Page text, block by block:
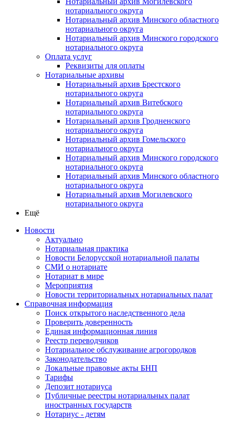
нотариального округа
Нотариальный архив Минского областного
нотариального округа
Нотариальный архив Минского городского
нотариального округа
Оплата услуг
Реквизиты для оплаты
Нотариальные архивы
Нотариальный архив Брестского
нотариального округа
Нотариальный архив Витебского
нотариального округа
Нотариальный архив Гродненского
нотариального округа
Нотариальный архив Гомельского
нотариального округа
Нотариальный архив Минского городского
нотариального округа
Нотариальный архив Минского областного
нотариального округа
Нотариальный архив Могилевского
нотариального округа
Ещё
Новости
Актуально
Нотариальная практика
Новости Белорусской нотариальной палаты
СМИ о нотариате
Нотариат в мире
Мероприятия
Новости территориальных нотариальных палат
Справочная информация
Поиск открытого наследственного дела
Проверить доверенность
Единая информационная линия
Реестр переводчиков
Нотариальное обслуживание агрогородков
Законодательство
Локальные правовые акты БНП
Тарифы
Депозит нотариуса
Публичные реестры нотариальных палат
иностранных государств
Нотариус - детям